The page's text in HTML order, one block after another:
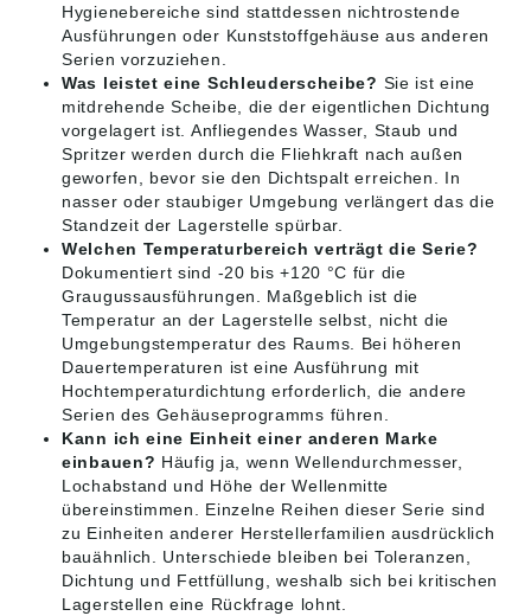
Hygienebereiche sind stattdessen nichtrostende
Ausführungen oder Kunststoffgehäuse aus anderen
Serien vorzuziehen.
Was leistet eine Schleuderscheibe? Sie ist eine
mitdrehende Scheibe, die der eigentlichen Dichtung
vorgelagert ist. Anfliegendes Wasser, Staub und
Spritzer werden durch die Fliehkraft nach außen
geworfen, bevor sie den Dichtspalt erreichen. In
nasser oder staubiger Umgebung verlängert das die
Standzeit der Lagerstelle spürbar.
Welchen Temperaturbereich verträgt die Serie?
Dokumentiert sind -20 bis +120 °C für die
Graugussausführungen. Maßgeblich ist die
Temperatur an der Lagerstelle selbst, nicht die
Umgebungstemperatur des Raums. Bei höheren
Dauertemperaturen ist eine Ausführung mit
Hochtemperaturdichtung erforderlich, die andere
Serien des Gehäuseprogramms führen.
Kann ich eine Einheit einer anderen Marke
einbauen? Häufig ja, wenn Wellendurchmesser,
Lochabstand und Höhe der Wellenmitte
übereinstimmen. Einzelne Reihen dieser Serie sind
zu Einheiten anderer Herstellerfamilien ausdrücklich
bauähnlich. Unterschiede bleiben bei Toleranzen,
Dichtung und Fettfüllung, weshalb sich bei kritischen
Lagerstellen eine Rückfrage lohnt.